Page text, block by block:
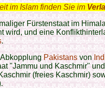
im Islam finden Sie im
Fürstenstaat im
wird, und eine
.
Pakistansvon
"Jammu und Kaschmir"
(freies Kaschmir)